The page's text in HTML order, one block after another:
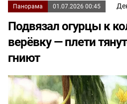
Панорама 01.07.2026 00:45
Подвязал огурцы к
верёвку — плети
гниют